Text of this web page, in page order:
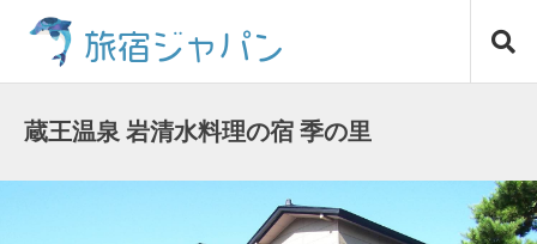
ス
旅宿ジャパン
蔵王温泉 岩清水料理の宿 季の里